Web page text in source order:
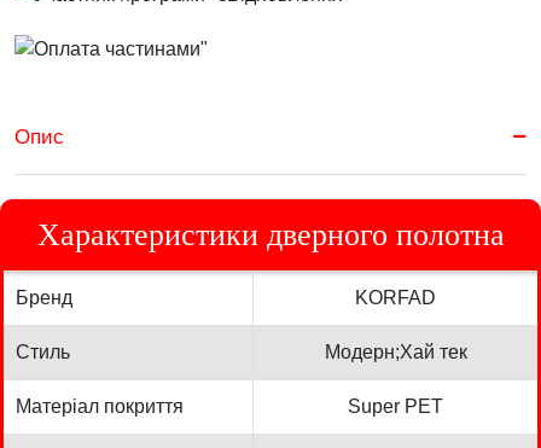
Опис
Характеристики дверного полотна
Бренд KORFAD
Стиль Модерн;Хай тек
Матеріал покриття Super PET